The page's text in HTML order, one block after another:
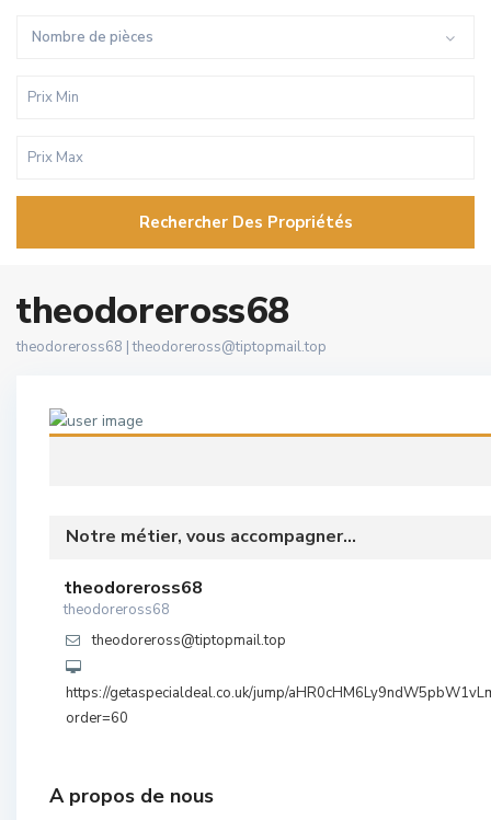
Nombre de pièces
Rechercher Des Propriétés
theodoreross68
theodoreross68 |theodoreross@tiptopmail.top
Notre métier, vous accompagner...
theodoreross68
theodoreross68
theodoreross@tiptopmail.top
https://getaspecialdeal.co.uk/jump/
order=60
A propos de nous